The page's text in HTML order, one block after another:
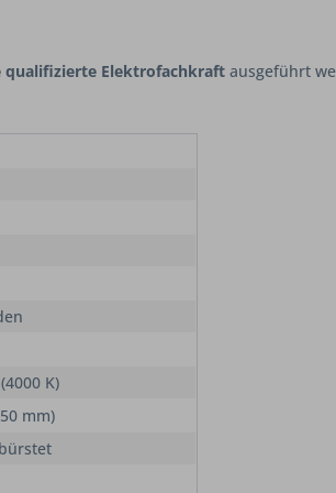
qualifizierte Elektrofachkraft ausgeführt
K)
mm)